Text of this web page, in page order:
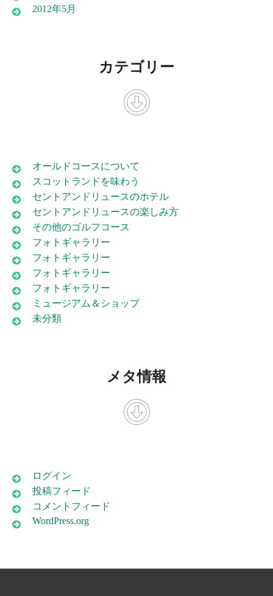
2012年5月
カテゴリー
オールドコースについて
スコットランドを味わう
セントアンドリュースのホテル
セントアンドリュースの楽しみ方
その他のゴルフコース
フォトギャラリー
フォトギャラリー
フォトギャラリー
フォトギャラリー
ミュージアム＆ショップ
未分類
メタ情報
ログイン
投稿フィード
コメントフィード
WordPress.org